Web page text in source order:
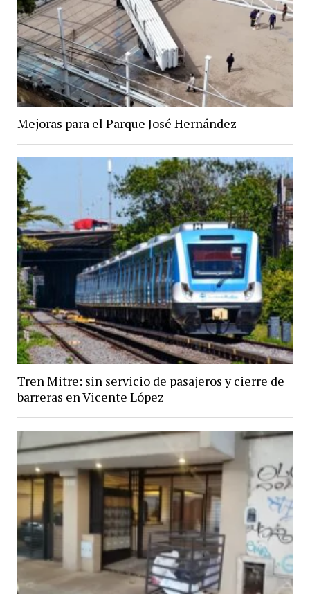
Mejoras para el Parque José Hernández
Tren Mitre: sin servicio de pasajeros y cierre de
barreras en Vicente López